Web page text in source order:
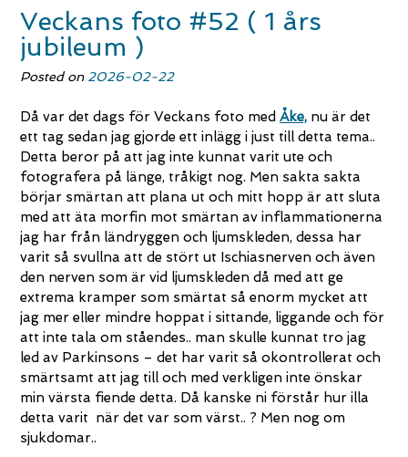
Veckans foto #52 ( 1 års
jubileum )
Posted on 2026-02-22
Då var det dags för Veckans foto med Åke, nu är det
ett tag sedan jag gjorde ett inlägg i just till detta tema..
Detta beror på att jag inte kunnat varit ute och
fotografera på länge, tråkigt nog. Men sakta sakta
börjar smärtan att plana ut och mitt hopp är att sluta
med att äta morfin mot smärtan av inflammationerna
jag har från ländryggen och ljumskleden, dessa har
varit så svullna att de stört ut Ischiasnerven och även
den nerven som är vid ljumskleden då med att ge
extrema kramper som smärtat så enorm mycket att
jag mer eller mindre hoppat i sittande, liggande och för
att inte tala om ståendes.. man skulle kunnat tro jag
led av Parkinsons – det har varit så okontrollerat och
smärtsamt att jag till och med verkligen inte önskar
min värsta fiende detta. Då kanske ni förstår hur illa
detta varit när det var som värst.. ? Men nog om
sjukdomar..